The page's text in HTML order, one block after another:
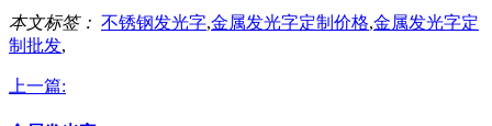
本文标签： 不锈钢发光字,金属发光字定制价格,金属发光字定
制批发,
上一篇: